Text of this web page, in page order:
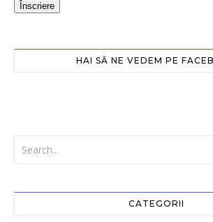
Înscriere
HAI SĂ NE VEDEM PE
CATEGORII